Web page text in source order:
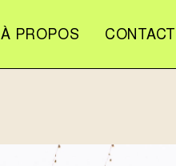
À PROPOS CONTACT